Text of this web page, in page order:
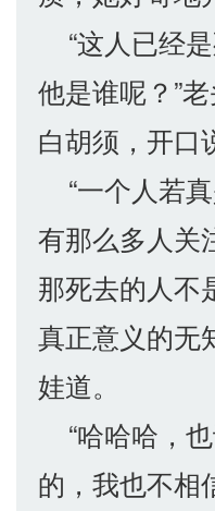
“这人已经
他是谁呢？”
白胡须，开口
“一个人若
有那么多人关
那死去的人不
真正意义的无
娃道。
“哈哈哈，
的，我也不相